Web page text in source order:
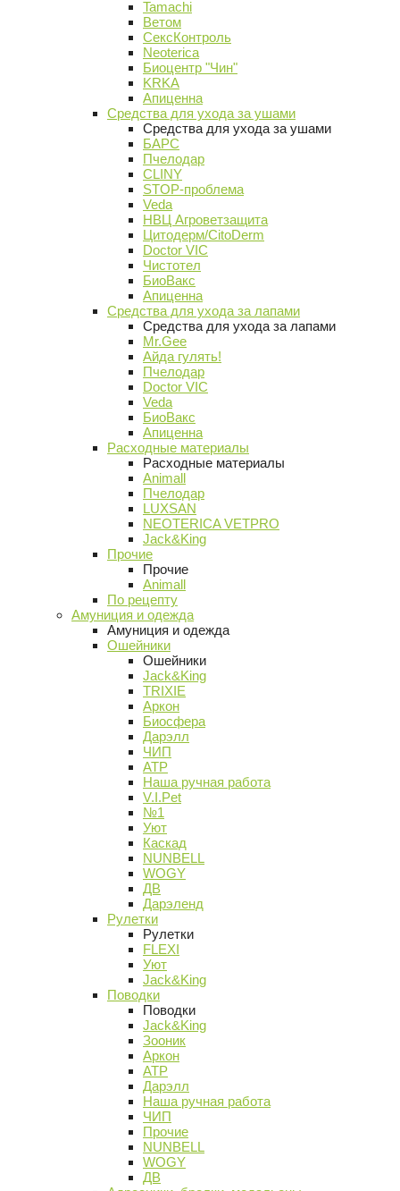
Tamachi
Ветом
СексКонтроль
Neoterica
Биоцентр "Чин"
KRKA
Апиценна
Средства для ухода за ушами
Средства для ухода за ушами
БАРС
Пчелодар
CLINY
STOP-проблема
Veda
НВЦ Агроветзащита
Цитодерм/CitoDerm
Doctor VIC
Чистотел
БиоВакс
Апиценна
Средства для ухода за лапами
Средства для ухода за лапами
Mr.Gee
Айда гулять!
Пчелодар
Doctor VIC
Veda
БиоВакс
Апиценна
Расходные материалы
Расходные материалы
Animall
Пчелодар
LUXSAN
NEOTERICA VETPRO
Jack&King
Прочие
Прочие
Animall
По рецепту
Амуниция и одежда
Амуниция и одежда
Ошейники
Ошейники
Jack&King
TRIXIE
Аркон
Биосфера
Дарэлл
ЧИП
АТР
Наша ручная работа
V.I.Pet
№1
Уют
Каскад
NUNBELL
WOGY
ДВ
Дарэленд
Рулетки
Рулетки
FLEXI
Уют
Jack&King
Поводки
Поводки
Jack&King
Зооник
Аркон
АТР
Дарэлл
Наша ручная работа
ЧИП
Прочие
NUNBELL
WOGY
ДВ